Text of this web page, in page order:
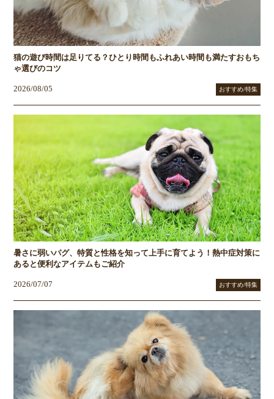
猫の遊び時間は足りてる？ひとり時間もふれあい時間も満たすおもち
ゃ選びのコツ
2026/08/05 おすすめ/特集
暑さに弱いパグ、特質と性格を知って上手に育てよう！熱中症対策に
あると便利なアイテムもご紹介
2026/07/07 おすすめ/特集